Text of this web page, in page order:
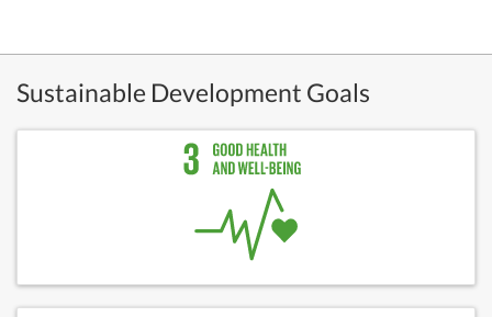
Sustainable Development Goals